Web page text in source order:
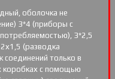
оболочка не
3*4 (приборы с
3*2,5
(разводка
только в
коробках с помощью